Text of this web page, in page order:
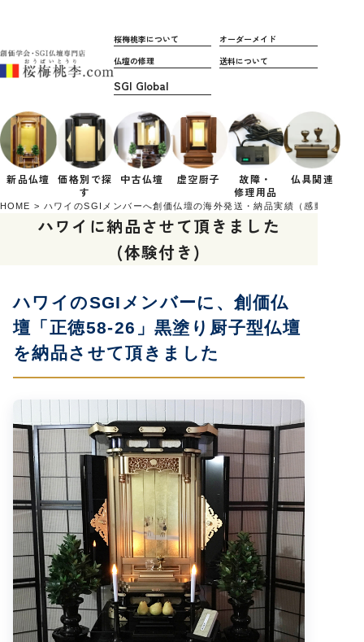
桜梅桃李について
オーダーメイド
仏壇の修理
送料について
新品仏壇 価格別で探
す
中古仏壇 虚空厨子
故障・
修理用品
仏具関連
HOME ハワイのSGIメンバーへ創価仏壇の海外発送・納品実績（感動の信心
ハワイに納品させて頂きました
(体験付き)
ハワイのSGIメンバーに、創価仏
壇「正徳58-26」黒塗り厨子型仏壇
を納品させて頂きました